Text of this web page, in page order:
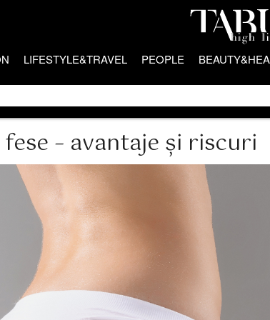
LIFESTYLE&TRAVEL PEOPLE
– avantaje și riscuri